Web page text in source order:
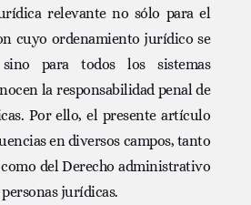
relevante no sólo para el
cuyo ordenamiento jurídico se
para todos los sistemas
la responsabilidad penal de
Por ello, el presente artículo
en diversos campos, tanto
del Derecho administrativo
jurídicas.